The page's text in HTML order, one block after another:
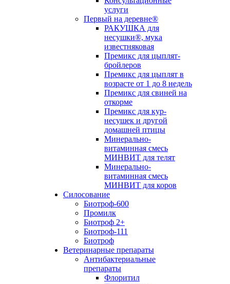
услуги
Первый на деревне®
РАКУШКА для
несушки®, мука
известняковая
Премикс для цыплят-
бройлеров
Премикс для цыплят в
возрасте от 1 до 8 недель
Премикс для свиней на
откорме
Премикс для кур-
несушек и другой
домашней птицы
Минерально-
витаминная смесь
МИНВИТ для телят
Минерально-
витаминная смесь
МИНВИТ для коров
Силосование
Биотроф-600
Промилк
Биотроф 2+
Биотроф-111
Биотроф
Ветеринарные препараты
Антибактериальные
препараты
Флоритил